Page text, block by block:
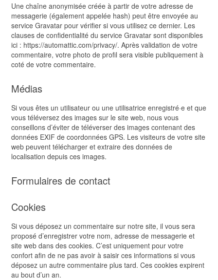
Une chaîne anonymisée créée à partir de votre adresse de
messagerie (également appelée hash) peut être envoyée au
service Gravatar pour vérifier si vous utilisez ce dernier. Les
clauses de confidentialité du service Gravatar sont disponibles
ici : https://automattic.com/privacy/. Après validation de votre
commentaire, votre photo de profil sera visible publiquement à
coté de votre commentaire.
Médias
Si vous êtes un utilisateur ou une utilisatrice enregistré·e et que
vous téléversez des images sur le site web, nous vous
conseillons d’éviter de téléverser des images contenant des
données EXIF de coordonnées GPS. Les visiteurs de votre site
web peuvent télécharger et extraire des données de
localisation depuis ces images.
Formulaires de contact
Cookies
Si vous déposez un commentaire sur notre site, il vous sera
proposé d’enregistrer votre nom, adresse de messagerie et
site web dans des cookies. C’est uniquement pour votre
confort afin de ne pas avoir à saisir ces informations si vous
déposez un autre commentaire plus tard. Ces cookies expirent
au bout d’un an.